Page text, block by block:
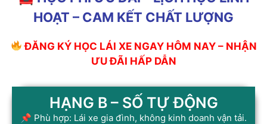
HOẠT – CAM KẾT CHẤT LƯỢNG
ĐĂNG KÝ HỌC LÁI XE NGAY HÔM NAY – NHẬN
ƯU ĐÃI HẤP DẪN
HẠNG B – SỐ TỰ ĐỘNG
📌 Phù hợp: Lái xe gia đình, không kinh doanh vận tải.